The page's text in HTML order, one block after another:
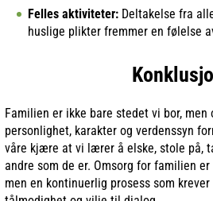
Felles aktiviteter: Deltakelse fra
huslige plikter fremmer en følelse
Familien er ikke bare stedet vi bor, men
personlighet, karakter og verdenssyn
våre kjære at vi lærer å elske, stole på,
andre som de er. Omsorg for familien
men en kontinuerlig prosess som